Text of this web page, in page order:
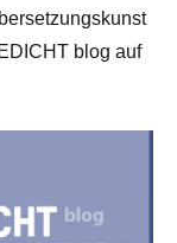
blog auf